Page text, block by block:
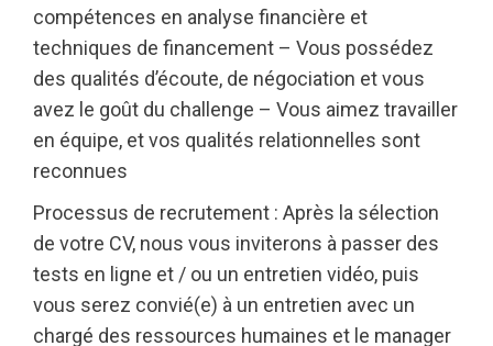
compétences en analyse financière et
techniques de financement – Vous possédez
des qualités d’écoute, de négociation et vous
avez le goût du challenge – Vous aimez travailler
en équipe, et vos qualités relationnelles sont
reconnues
Processus de recrutement : Après la sélection
de votre CV, nous vous inviterons à passer des
tests en ligne et / ou un entretien vidéo, puis
vous serez convié(e) à un entretien avec un
chargé des ressources humaines et le manager